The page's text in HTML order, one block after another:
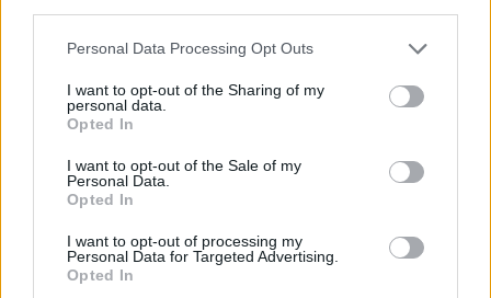
Personal Data Processing Opt Outs
I want to opt-out of the Sharing of my
personal data.
Opted In
I want to opt-out of the Sale of my
Personal Data.
Opted In
I want to opt-out of processing my
Personal Data for Targeted Advertising.
Opted In